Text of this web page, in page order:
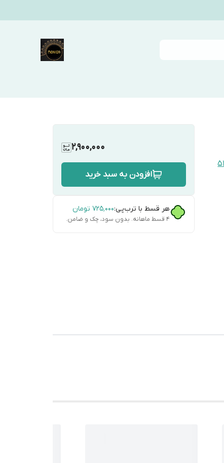
2,900,000
افزودن به سبد خرید
هر قسط با ترب‌پی:۷۲۵٬۰۰۰ تومان
۴ قسط ماهانه. بدون سود، چک و ضامن.